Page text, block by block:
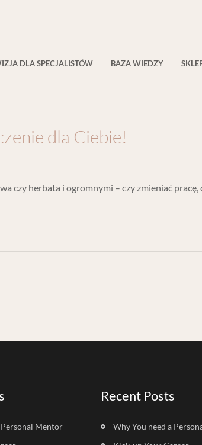
DLA SPECJALISTÓW BAZA WIEDZY
dla Ciebie!
czy herbata i ogromnymi – czy zmieniać
Mentor
Recent Posts
Why You need a